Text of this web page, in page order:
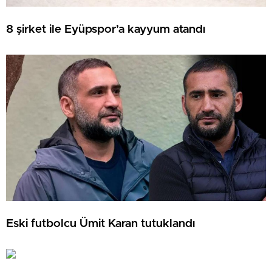
8 şirket ile Eyüpspor’a kayyum atandı
Eski futbolcu Ümit Karan tutuklandı